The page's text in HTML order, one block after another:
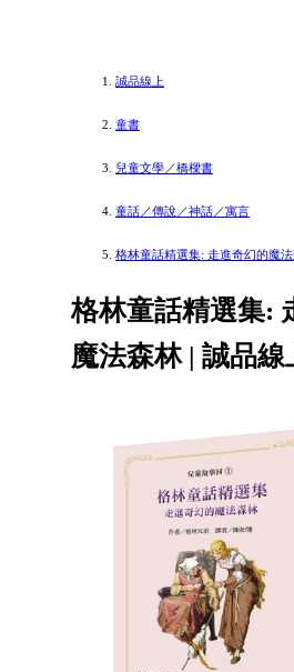
誠品線上
童書
兒童文學／橋樑書
童話／傳說／神話／寓言
格林童話精選集: 走進奇幻的魔
格林童話精選集:
魔法森林 | 誠品線